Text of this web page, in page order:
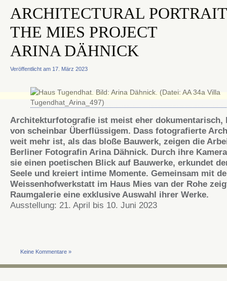
ARCHITECTURAL
THE MIES PROJECT
ARINA DÄHNICK
Veröffentlicht am 17. März 2023
Architekturfotografie ist meist eher dokumentarisch,
von scheinbar Überflüssigem. Dass fotografierte
weit mehr ist, als das bloße Bauwerk, zeigen die
Berliner Fotografin Arina Dähnick. Durch ihre
sie einen poetischen Blick auf Bauwerke, erkundet
Seele und kreiert intime Momente. Gemeinsam mit
Weissenhofwerkstatt im Haus Mies van der Rohe
Raumgalerie eine exklusive Auswahl ihrer Werke.
Ausstellung: 21. April bis 10. Juni 2023
Keine Kommentare »